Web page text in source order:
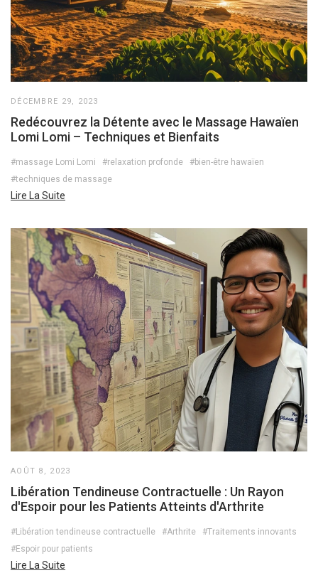
DÉCEMBRE 29, 2023
Redécouvrez la Détente avec le Massage Hawaïen
Lomi Lomi – Techniques et Bienfaits
#massage Lomi Lomi #relaxation profonde
#bien-être hawaïen
#techniques de massage
Lire La Suite
AOÛT 8, 2023
Libération Tendineuse Contractuelle : Un Rayon
d'Espoir pour les Patients Atteints d'Arthrite
#Libération tendineuse contractuelle #Arthrite
#Traitements innovants
#Espoir pour patients
Lire La Suite